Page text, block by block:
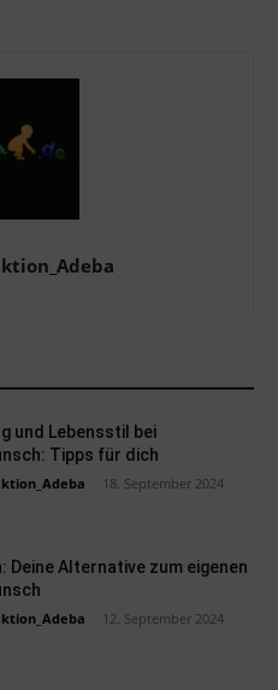
und Lebensstil bei
Tipps für dich
18. September 2024
Deine Alternative zum eigenen
12. September 2024